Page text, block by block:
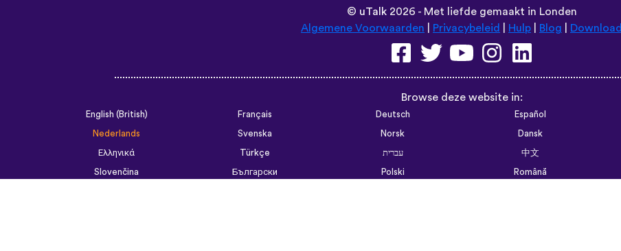
© uTalk2026 - Met liefde gemaakt in Londen
Algemene Voorwaarden
Privacybeleid Hulp Blog Download
Browse deze website in:
English (British) Français Deutsch Español
Nederlands
Svenska Norsk Dansk
Ελληνικά
Türkçe עברית 中文
Slovenčina
Български Polski Română